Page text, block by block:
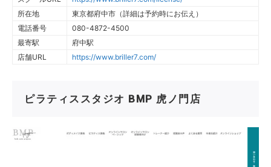
所在地
東京都府中市（詳細は予約時にお伝え）
電話番号
080-4872-4500
最寄駅
府中駅
店舗URL
https://www.briller7.com/
ピラティススタジオ BMP 虎ノ門店